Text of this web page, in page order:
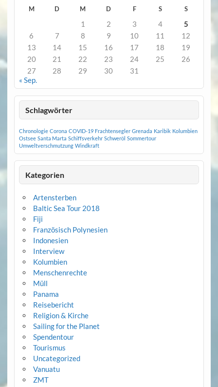
M D M D F S S
1 2 3 4
5
6
7 8 9 10 11
12
13
14 15 16 17 18
19
20
21 22 23 24 25
26
27
28 29 30
31
« Sep.
Schlagwörter
Chronologie Corona COVID-19 Frachtensegler Grenada Karibik Kolumbien
Ostsee Santa Marta Schiffsverkehr Schweröl Sommertour
Umweltverschmutzung Windkraft
Kategorien
Artensterben
Baltic Sea Tour 2018
Fiji
Französisch Polynesien
Indonesien
Interview
Kolumbien
Menschenrechte
Müll
Panama
Reisebericht
Religion & Kirche
Sailing for the Planet
Spendentour
Tourismus
Uncategorized
Vanuatu
ZMT